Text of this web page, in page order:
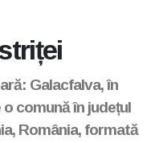
Galacfalva, în
comună în județul
România, formată